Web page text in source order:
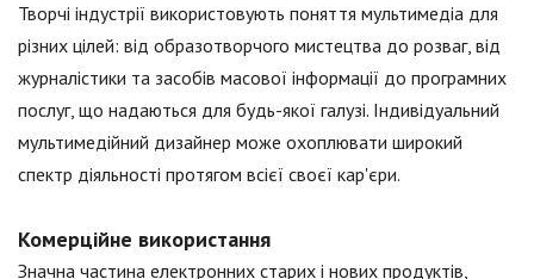
Творчі індустрії використовують поняття мультимедіа для
різних цілей: від образотворчого мистецтва до розваг, від
журналістики та засобів масової інформації до програмних
послуг, що надаються для будь-якої галузі. Індивідуальний
мультимедійний дизайнер може охоплювати широкий
спектр діяльності протягом всієї своєї кар'єри.
Комерційне використання
Значна частина електронних старих і нових продуктів,